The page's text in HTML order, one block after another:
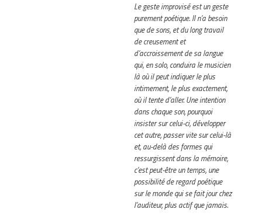
Le geste improvisé est un geste
purement poétique. Il n’a besoin
que de sons, et du long travail
de creusement et
d’accroissement de sa langue
qui, en solo, conduira le musicien
là où il peut indiquer le plus
intimement, le plus exactement,
où il tente d’aller. Une intention
dans chaque son, pourquoi
insister sur celui-ci, développer
cet autre, passer vite sur celui-là
et, au-delà des formes qui
ressurgissent dans la mémoire,
c’est peut-être un temps, une
possibilité de regard poétique
sur le monde qui se fait jour chez
l’auditeur, plus actif que jamais.